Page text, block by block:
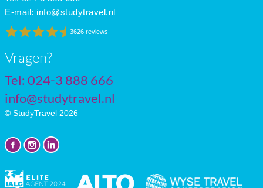
E-mail: info@studytravel.nl
3626 reviews
Vragen?
Tel: 024-3 888 666
info@studytravel.nl
© StudyTravel 2026